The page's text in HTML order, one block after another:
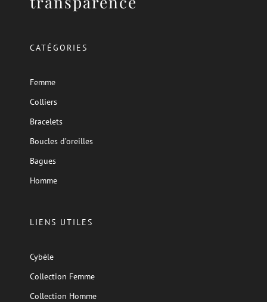
CATÉGORIES
Femme
Colliers
Bracelets
Boucles d’oreilles
Bagues
Homme
LIENS UTILES
Cybèle
Collection Femme
Collection Homme